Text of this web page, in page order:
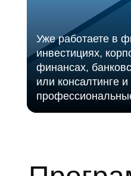
Уже работаете в
инвестициях,
финансах,
или консалтинге и